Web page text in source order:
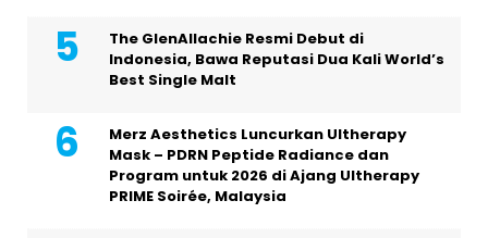
The GlenAllachie Resmi Debut di
Indonesia, Bawa Reputasi Dua Kali World’s
Best Single Malt
Merz Aesthetics Luncurkan Ultherapy
Mask – PDRN Peptide Radiance dan
Program untuk 2026 di Ajang Ultherapy
PRIME Soirée, Malaysia